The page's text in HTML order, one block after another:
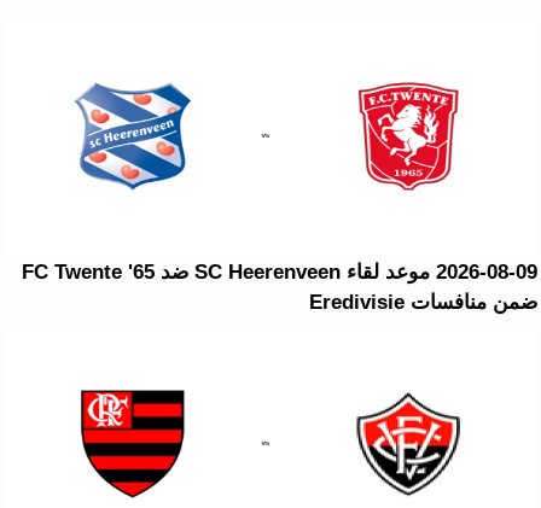
2026-08-09 موعد لقاء SC Heerenveen ضد FC Twente '65
ضمن منافسات Eredivisie